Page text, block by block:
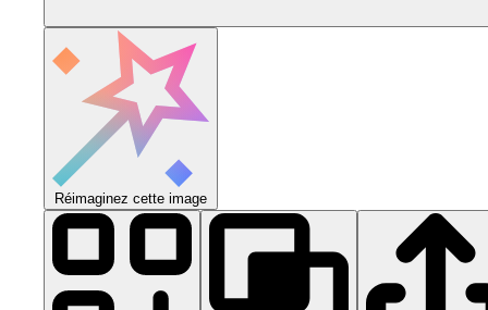
Réimaginez cette image